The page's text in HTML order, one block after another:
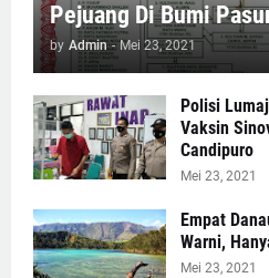
Pejuang Di Bumi
by Admin - Mei 23, 2021
Polisi
Vaksin
Candipuro
Mei 23, 2021
Empat
Warni,
Mei 23, 2021